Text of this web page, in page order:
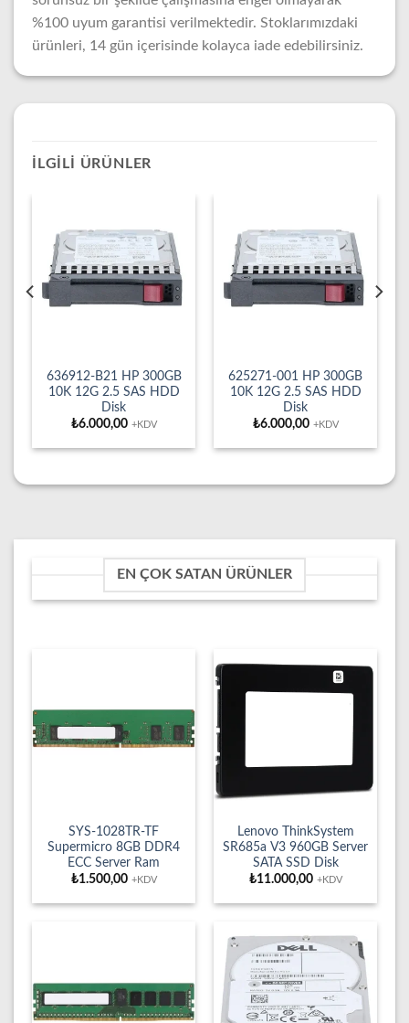
%100 uyum garantisi verilmektedir. Stoklarımızdaki
ürünleri, 14 gün içerisinde kolayca iade edebilirsiniz.
İLGILI ÜRÜNLER
636912-B21 HP 300GB
10K 12G 2.5 SAS HDD
Disk
₺6.000,00 +KDV
625271-001 HP 300GB
10K 12G 2.5 SAS HDD
Disk
₺6.000,00 +KDV
EN ÇOK SATAN ÜRÜNLER
SYS-1028TR-TF
Supermicro 8GB DDR4
ECC Server Ram
₺1.500,00 +KDV
Lenovo ThinkSystem
SR685a V3 960GB Server
SATA SSD Disk
₺11.000,00 +KDV